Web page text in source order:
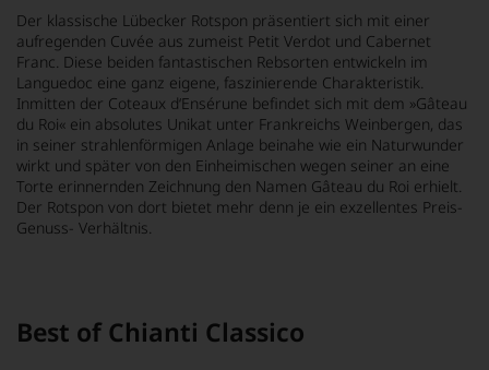
Der klassische Lübecker Rotspon präsentiert sich mit einer
aufregenden Cuvée aus zumeist Petit Verdot und Cabernet
Franc. Diese beiden fantastischen Rebsorten entwickeln im
Languedoc eine ganz eigene, faszinierende Charakteristik.
Inmitten der Coteaux d‘Ensérune befindet sich mit dem »Gâteau
du Roi« ein absolutes Unikat unter Frankreichs Weinbergen, das
in seiner strahlenförmigen Anlage beinahe wie ein Naturwunder
wirkt und später von den Einheimischen wegen seiner an eine
Torte erinnernden Zeichnung den Namen Gâteau du Roi erhielt.
Der Rotspon von dort bietet mehr denn je ein exzellentes Preis-
Genuss- Verhältnis.
Best of Chianti Classico